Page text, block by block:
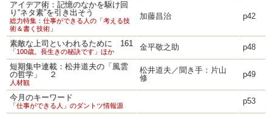
アイデア術：記憶のなかを駆け回
り“ネタ素”を引き出そう
総力特集：仕事ができる人の「考える技
術＆書く技術」
加藤昌治 p42
素敵な上司といわれるために 161
「100歳。長生きの秘訣です」ほか 金平敬之助 p48
短期集中連載：松井道夫の「風雲
の哲学」 ２
人材観
松井道夫／聞き手：片山
修
p49
今月のキーワード
「仕事ができる人」のダントツ情報源 p53